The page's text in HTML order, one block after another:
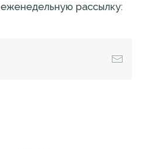
рассылку: